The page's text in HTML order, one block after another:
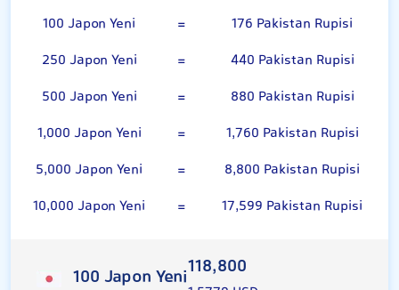
100 Japon Yeni
=
176 Pakistan Rupisi
250 Japon Yeni
=
440 Pakistan Rupisi
500 Japon Yeni
=
880 Pakistan Rupisi
1,000 Japon Yeni
=
1,760 Pakistan Rupisi
5,000 Japon Yeni
=
8,800 Pakistan Rupisi
10,000 Japon Yeni
= 17,599 Pakistan Rupisi
100 Japon Yeni118,800